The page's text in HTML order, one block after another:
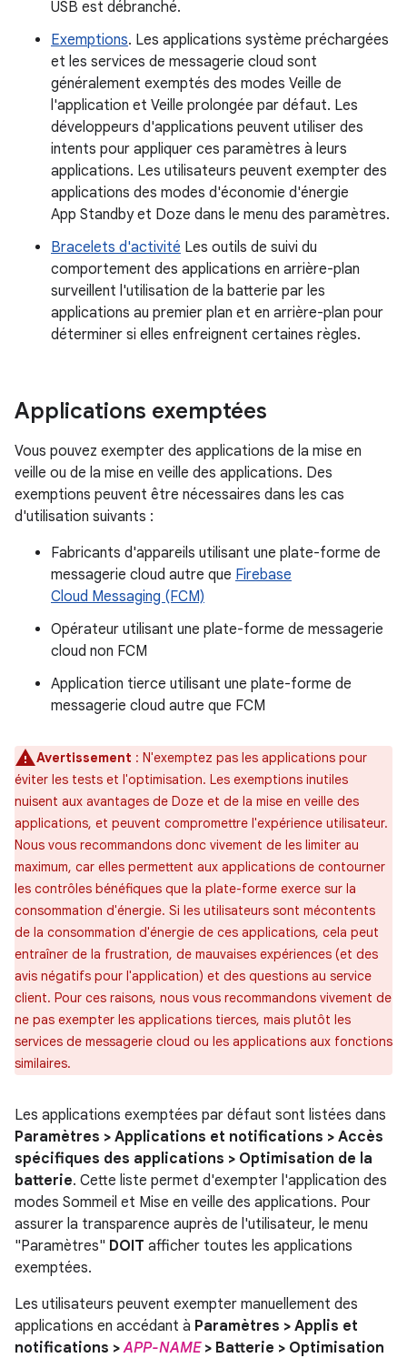
USB est débranché.
Exemptions. Les applications système préchargées
et les services de messagerie cloud sont
généralement exemptés des modes Veille de
l'application et Veille prolongée par défaut. Les
développeurs d'applications peuvent utiliser des
intents pour appliquer ces paramètres à leurs
applications. Les utilisateurs peuvent exempter des
applications des modes d'économie d'énergie
App Standby et Doze dans le menu des paramètres.
Bracelets d'activité Les outils de suivi du
comportement des applications en arrière-plan
surveillent l'utilisation de la batterie par les
applications au premier plan et en arrière-plan pour
déterminer si elles enfreignent certaines règles.
Applications exemptées
Vous pouvez exempter des applications de la mise en
veille ou de la mise en veille des applications. Des
exemptions peuvent être nécessaires dans les cas
d'utilisation suivants :
Fabricants d'appareils utilisant une plate-forme de
messagerie cloud autre que Firebase
Cloud Messaging (FCM)
Opérateur utilisant une plate-forme de messagerie
cloud non FCM
Application tierce utilisant une plate-forme de
messagerie cloud autre que FCM
Avertissement : N'exemptez pas les applications pour
éviter les tests et l'optimisation. Les exemptions inutiles
nuisent aux avantages de Doze et de la mise en veille des
applications, et peuvent compromettre l'expérience utilisateur.
Nous vous recommandons donc vivement de les limiter au
maximum, car elles permettent aux applications de contourner
les contrôles bénéfiques que la plate-forme exerce sur la
consommation d'énergie. Si les utilisateurs sont mécontents
de la consommation d'énergie de ces applications, cela peut
entraîner de la frustration, de mauvaises expériences (et des
avis négatifs pour l'application) et des questions au service
client. Pour ces raisons, nous vous recommandons vivement de
ne pas exempter les applications tierces, mais plutôt les
services de messagerie cloud ou les applications aux fonctions
similaires.
Les applications exemptées par défaut sont listées dans
Paramètres > Applications et notifications > Accès
spécifiques des applications > Optimisation de la
batterie. Cette liste permet d'exempter l'application des
modes Sommeil et Mise en veille des applications. Pour
assurer la transparence auprès de l'utilisateur, le menu
"Paramètres" DOIT afficher toutes les applications
exemptées.
Les utilisateurs peuvent exempter manuellement des
applications en accédant à Paramètres > Applis et
notifications >APP-NAME> Batterie > Optimisation